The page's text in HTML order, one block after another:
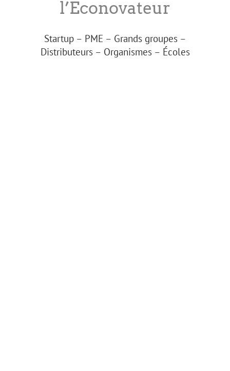
l’Econovateur
Startup – PME – Grands groupes –
Distributeurs – Organismes – Écoles